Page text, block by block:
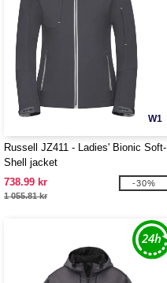
W1
Russell JZ411 - Ladies' Bionic Soft-
Shell jacket
738.99 kr
1 055.81 kr
-30%